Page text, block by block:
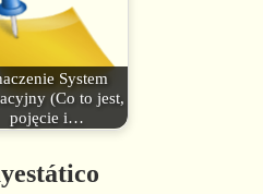
System
(Co to jest,
pojęcie i…